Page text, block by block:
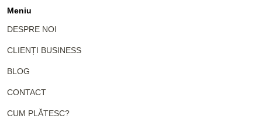
Meniu
DESPRE NOI
CLIENȚI BUSINESS
BLOG
CONTACT
CUM PLĂTESC?